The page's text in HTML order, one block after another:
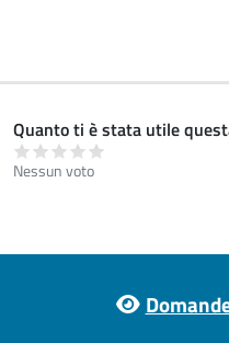
Quanto ti è stata utile
Nessun voto